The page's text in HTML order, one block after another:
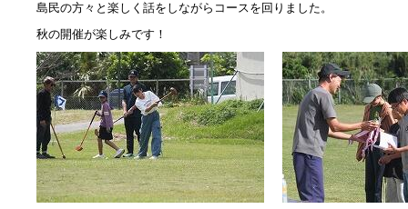
島民の方々と楽しく話をしながらコースを回りました。
秋の開催が楽しみです！